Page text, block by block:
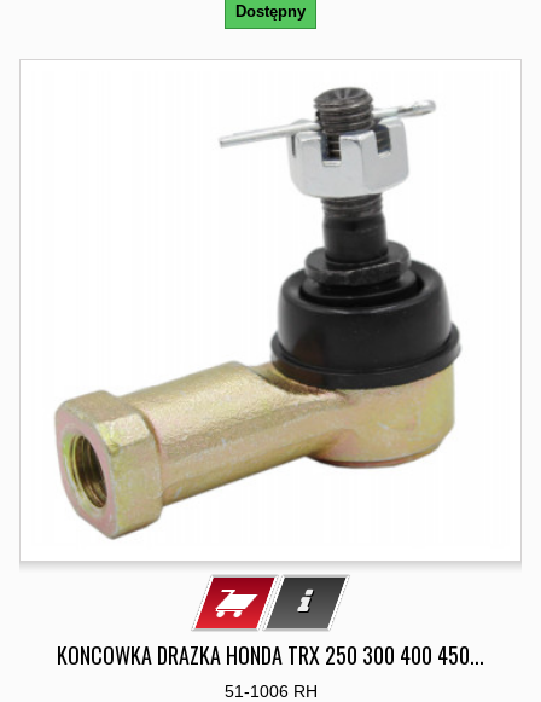
Dostępny
KONCOWKA DRAZKA HONDA TRX 250 300 400 450...
51-1006 RH